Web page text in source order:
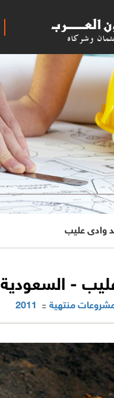
وادى عليب
- السعودية
2011 ::منتهية